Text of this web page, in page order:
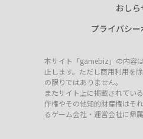
おしら
プライバシ
本サイト「gamebiz」の内容
止します。ただし商用利用を
の限りではありません。
またサイト上に掲載されてい
作権やその他知的財産権はそ
るゲーム会社・運営会社に帰属